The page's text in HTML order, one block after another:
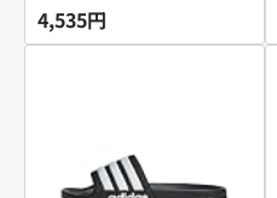
4,535円